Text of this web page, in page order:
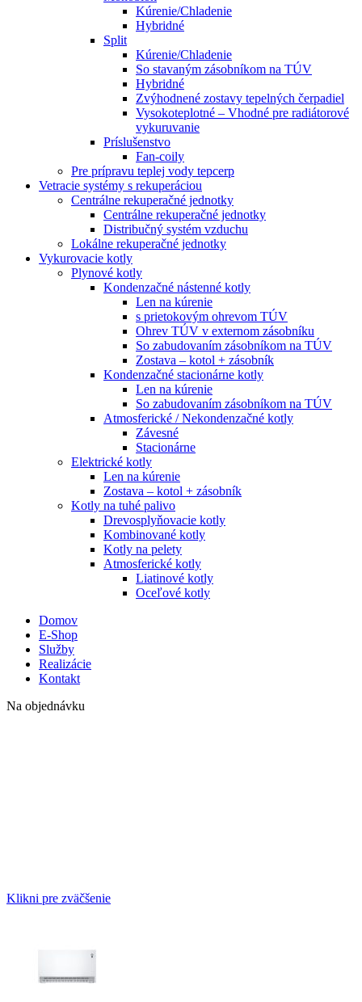
Kúrenie/Chladenie
Hybridné
Split
Kúrenie/Chladenie
So stavaným zásobníkom na TÚV
Hybridné
Zvýhodnené zostavy tepelných čerpadiel
Vysokoteplotné – Vhodné pre radiátorové
vykuruvanie
Príslušenstvo
Fan-coily
Pre prípravu teplej vody tepcerp
Vetracie systémy s rekuperáciou
Centrálne rekuperačné jednotky
Centrálne rekuperačné jednotky
Distribučný systém vzduchu
Lokálne rekuperačné jednotky
Vykurovacie kotly
Plynové kotly
Kondenzačné nástenné kotly
Len na kúrenie
s prietokovým ohrevom TÚV
Ohrev TÚV v externom zásobníku
So zabudovaním zásobníkom na TÚV
Zostava – kotol + zásobník
Kondenzačné stacionárne kotly
Len na kúrenie
So zabudovaním zásobníkom na TÚV
Atmosferické / Nekondenzačné kotly
Závesné
Stacionárne
Elektrické kotly
Len na kúrenie
Zostava – kotol + zásobník
Kotly na tuhé palivo
Drevosplyňovacie kotly
Kombinované kotly
Kotly na pelety
Atmosferické kotly
Liatinové kotly
Oceľové kotly
Domov
E-Shop
Služby
Realizácie
Kontakt
Na objednávku
Klikni pre zväčšenie